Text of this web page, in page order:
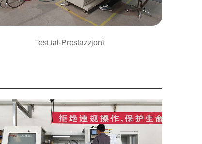
Test tal-Prestazzjoni